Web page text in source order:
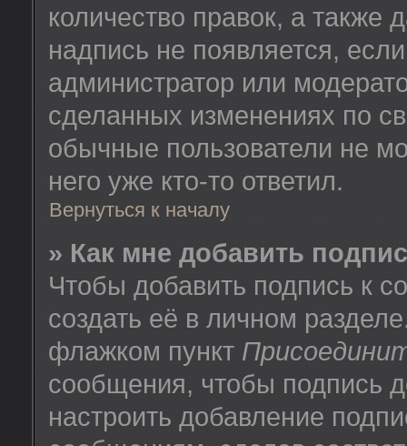
количество правок, а также
надпись не появляется,
администратор или
сделанных изменениях по
обычные пользователи не
него уже кто-то ответил.
Вернуться к началу
» Как мне добавить
Чтобы добавить подпись к
создать её в личном
флажком пункт
сообщения, чтобы подпись
настроить добавление